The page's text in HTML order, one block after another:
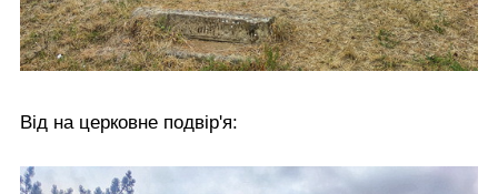
Від на церковне подвір'я: